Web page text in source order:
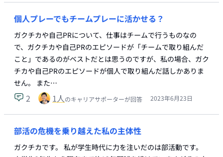
個人プレーでもチームプレーに活かせる？
ガクチカや自己PRについて、仕事はチームで行うものなの
で、ガクチカや自己PRのエピソードが「チームで取り組んだ
こと」であるのがベストだとは思うのですが、私の場合、ガク
チカや自己PRのエピソードが個人で取り組んだ話しかありま
せん。 また…
2 1人のキャリアサポーターが回答 2023年6月23日
部活の危機を乗り越えた私の主体性
ガクチカです。 私が学生時代に力を注いだのは部活動です。